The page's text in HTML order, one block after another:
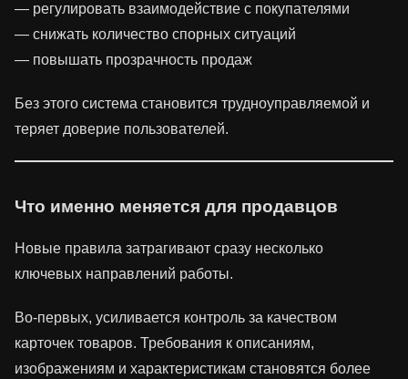
— регулировать взаимодействие с покупателями
— снижать количество спорных ситуаций
— повышать прозрачность продаж
Без этого система становится трудноуправляемой и
теряет доверие пользователей.
Что именно меняется для продавцов
Новые правила затрагивают сразу несколько
ключевых направлений работы.
Во-первых, усиливается контроль за качеством
карточек товаров. Требования к описаниям,
изображениям и характеристикам становятся более